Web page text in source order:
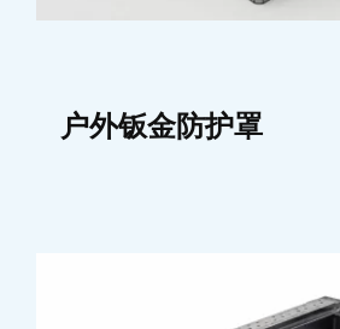
户外钣金防护罩